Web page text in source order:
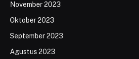
November 2023
Oktober 2023
September 2023
Agustus 2023